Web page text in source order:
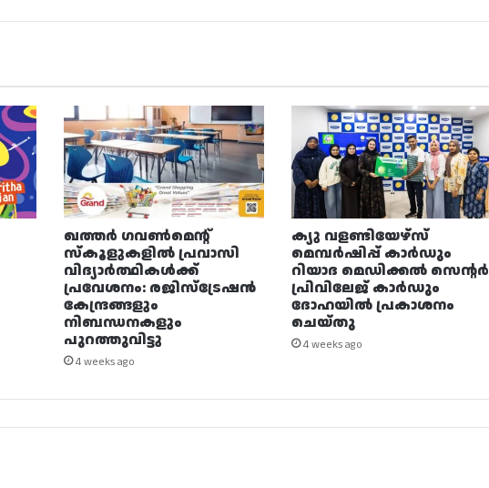
ഖത്തർ ഗവൺമെന്റ്
സ്കൂളുകളിൽ പ്രവാസി
വിദ്യാർത്ഥികൾക്ക്
പ്രവേശനം: രജിസ്ട്രേഷൻ
കേന്ദ്രങ്ങളും
നിബന്ധനകളും
പുറത്തുവിട്ടു
4 weeks ago
ക്യു വളണ്ടിയേഴ്‌സ്
മെമ്പർഷിപ്പ് കാർഡും
റിയാദ മെഡിക്കൽ സെന്റർ
പ്രിവിലേജ് കാർഡും
ദോഹയിൽ പ്രകാശനം
ചെയ്തു
4 weeks ago